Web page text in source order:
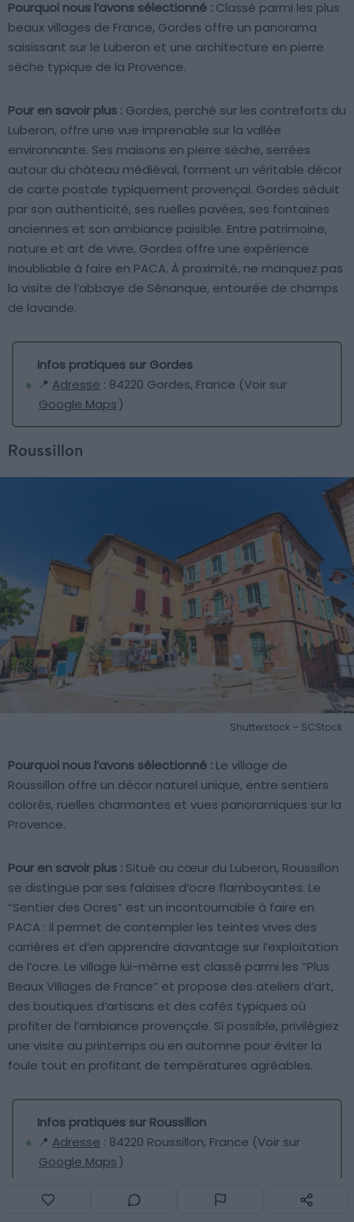
Pourquoi nous l’avons sélectionné : Classé parmi les plus
beaux villages de France, Gordes offre un panorama
saisissant sur le Luberon et une architecture en pierre
sèche typique de la Provence.
Pour en savoir plus : Gordes, perché sur les contreforts du
Luberon, offre une vue imprenable sur la vallée
environnante. Ses maisons en pierre sèche, serrées
autour du château médiéval, forment un véritable décor
de carte postale typiquement provençal. Gordes séduit
par son authenticité, ses ruelles pavées, ses fontaines
anciennes et son ambiance paisible. Entre patrimoine,
nature et art de vivre, Gordes offre une expérience
inoubliable à faire en PACA. À proximité, ne manquez pas
la visite de l’abbaye de Sénanque, entourée de champs
de lavande.
Infos pratiques sur Gordes
📍 Adresse : 84220 Gordes, France (Voir sur
Google Maps)
Roussillon
Shutterstock – SCStock
Pourquoi nous l’avons sélectionné : Le village de
Roussillon offre un décor naturel unique, entre sentiers
colorés, ruelles charmantes et vues panoramiques sur la
Provence.
Pour en savoir plus : Situé au cœur du Luberon, Roussillon
se distingue par ses falaises d’ocre flamboyantes. Le
“Sentier des Ocres” est un incontournable à faire en
PACA : il permet de contempler les teintes vives des
carrières et d’en apprendre davantage sur l’exploitation
de l’ocre. Le village lui-même est classé parmi les “Plus
Beaux Villages de France” et propose des ateliers d’art,
des boutiques d’artisans et des cafés typiques où
profiter de l’ambiance provençale. Si possible, privilégiez
une visite au printemps ou en automne pour éviter la
foule tout en profitant de températures agréables.
Infos pratiques sur Roussillon
📍 Adresse : 84220 Roussillon, France (Voir sur
Google Maps)
Bonnieux